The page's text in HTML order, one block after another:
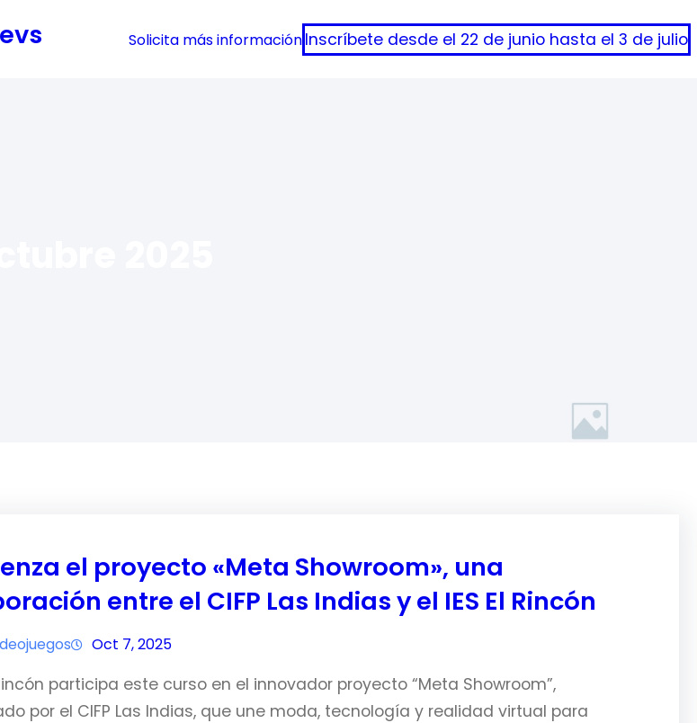
Solicita más informaciónInscríbete desde el 22 de junio hasta el 3 de julio
el proyecto «Meta Showroom», una
entre el CIFP Las Indias y el IES El Rincón
Oct 7, 2025
Rincón participa este curso en el innovador proyecto “Meta Showroom”,
por el CIFP Las Indias, que une moda, tecnología y realidad virtual para